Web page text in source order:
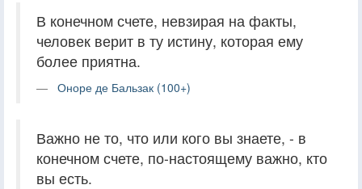
В конечном счете, невзирая на факты,
человек верит в ту истину, которая ему
более приятна.
Оноре де Бальзак (100+)
Важно не то, что или кого вы знаете, - в
конечном счете, по-настоящему важно, кто
вы есть.